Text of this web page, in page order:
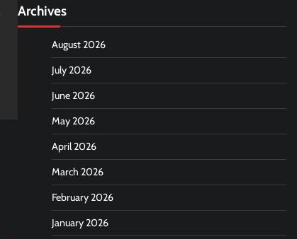
Archives
August 2026
July 2026
June 2026
May 2026
April 2026
March 2026
February 2026
January 2026